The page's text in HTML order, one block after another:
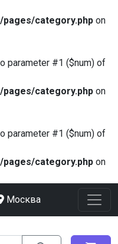
category.php on
parameter #1 ($num) of
category.php on
parameter #1 ($num) of
category.php on
Москва